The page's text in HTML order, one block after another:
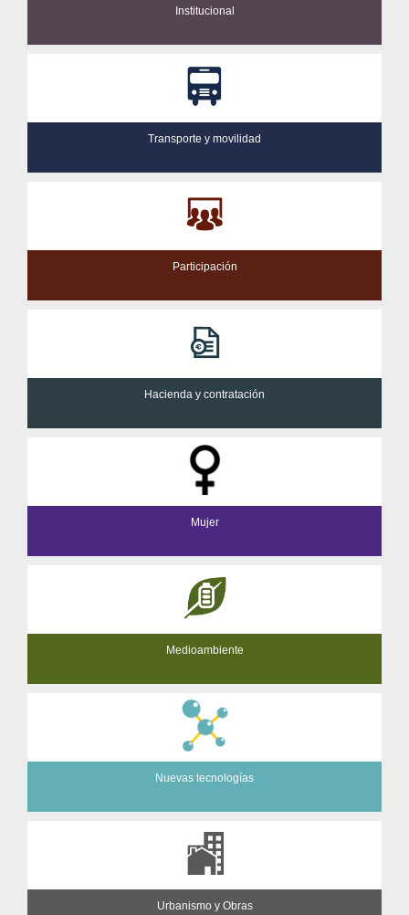
Institucional
Transporte y movilidad
Participación
Hacienda y contratación
Mujer
Medioambiente
Nuevas tecnologías
Urbanismo y Obras